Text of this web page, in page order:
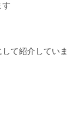
す
て紹介していま